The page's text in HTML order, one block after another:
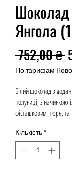
Янгола
752,00 ₴
По тарифам
Білий шоколад з
полуниці, з начинкою
фісташковим пюре, та
Кількість *